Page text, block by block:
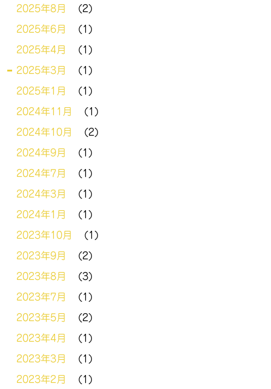
2025年8月 (2)
2025年6月 (1)
2025年4月 (1)
2025年3月 (1)
2025年1月 (1)
2024年11月 (1)
2024年10月 (2)
2024年9月 (1)
2024年7月 (1)
2024年3月 (1)
2024年1月 (1)
2023年10月 (1)
2023年9月 (2)
2023年8月 (3)
2023年7月 (1)
2023年5月 (2)
2023年4月 (1)
2023年3月 (1)
2023年2月 (1)